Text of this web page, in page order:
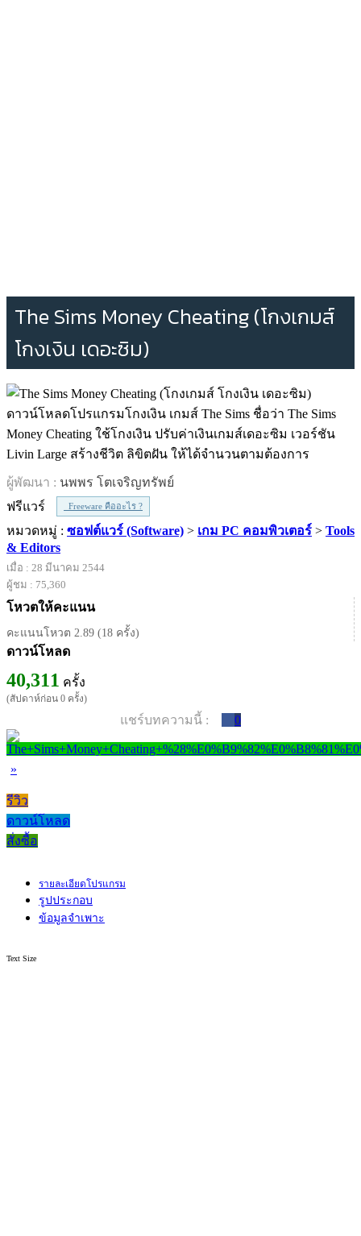
The Sims Money Cheating (โกงเกมส์
โกงเงิน เดอะซิม)
ดาวน์โหลดโปรแกรมโกงเงิน เกมส์ The Sims ชื่อว่า The Sims
Money Cheating ใช้โกงเงิน ปรับค่าเงินเกมส์เดอะซิม เวอร์ชัน
Livin Large สร้างชีวิต ลิขิตฝัน ให้ได้จำนวนตามต้องการ
ผู้พัฒนา : นพพร โตเจริญทรัพย์
ฟรีแวร์
Freeware คืออะไร ?
หมวดหมู่ : ซอฟต์แวร์ (Software) > เกม PC คอมพิวเตอร์ > Tools
& Editors
เมื่อ : 28 มีนาคม 2544
ผู้ชม : 75,360
โหวตให้คะแนน
คะแนนโหวต 2.89 (18 ครั้ง)
ดาวน์โหลด
40,311 ครั้ง
(สัปดาห์ก่อน 0 ครั้ง)
แชร์บทความนี้ : 0
»
รีวิว
ดาวน์โหลด
สั่งซื้อ
รายละเอียดโปรแกรม
รูปประกอบ
ข้อมูลจำเพาะ
Text Size